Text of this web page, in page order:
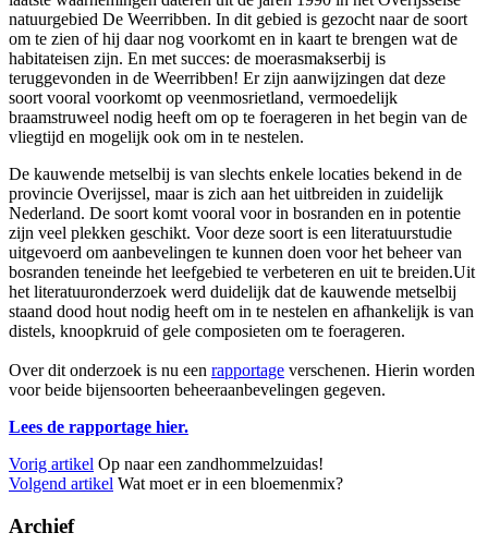
natuurgebied De Weerribben. In dit gebied is gezocht naar de soort
om te zien of hij daar nog voorkomt en in kaart te brengen wat de
habitateisen zijn. En met succes: de moerasmakserbij is
teruggevonden in de Weerribben! Er zijn aanwijzingen dat deze
soort vooral voorkomt op veenmosrietland, vermoedelijk
braamstruweel nodig heeft om op te foerageren in het begin van de
vliegtijd en mogelijk ook om in te nestelen.
De kauwende metselbij is van slechts enkele locaties bekend in de
provincie Overijssel, maar is zich aan het uitbreiden in zuidelijk
Nederland. De soort komt vooral voor in bosranden en in potentie
zijn veel plekken geschikt. Voor deze soort is een literatuurstudie
uitgevoerd om aanbevelingen te kunnen doen voor het beheer van
bosranden teneinde het leefgebied te verbeteren en uit te breiden.Uit
het literatuuronderzoek werd duidelijk dat de kauwende metselbij
staand dood hout nodig heeft om in te nestelen en afhankelijk is van
distels, knoopkruid of gele composieten om te foerageren.
Over dit onderzoek is nu een rapportage verschenen. Hierin worden
voor beide bijensoorten beheeraanbevelingen gegeven.
Lees de rapportage hier.
Vorig artikel Op naar een zandhommelzuidas!
Volgend artikel Wat moet er in een bloemenmix?
Archief